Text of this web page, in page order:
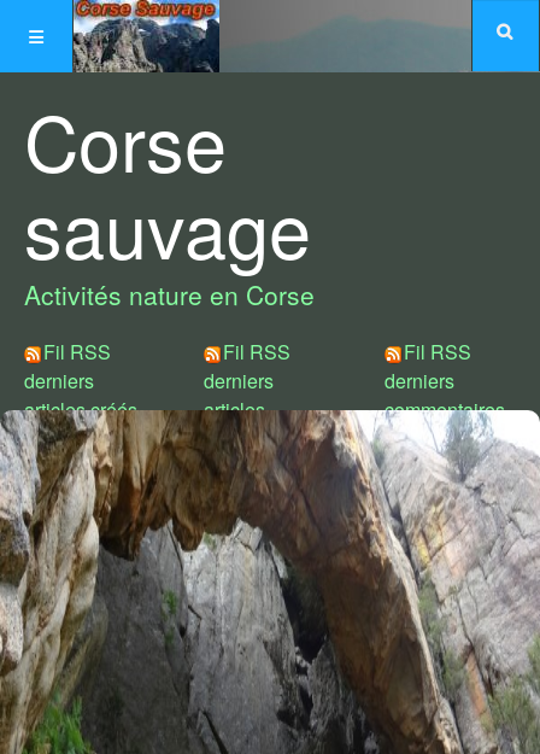
Corse
sauvage
Activités nature en Corse
Fil RSS
derniers
articles créés
Fil RSS
derniers
articles
modifiés
Fil RSS
derniers
commentaires
Choix de styles :